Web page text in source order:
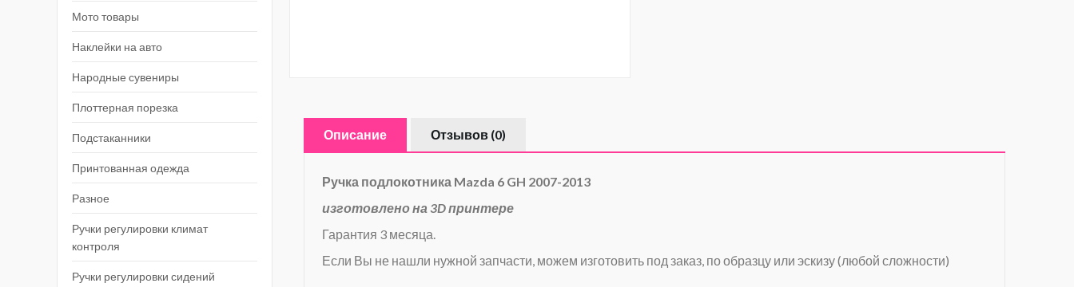
Мото товары
Наклейки на авто
Народные сувениры
Плоттерная порезка
Подстаканники
Принтованная одежда
Разное
Ручки регулировки климат
контроля
Ручки регулировки сидений
Описание Отзывов (0)
Ручка подлокотника Mazda 6 GH 2007-2013
изготовлено на 3D принтере
Гарантия 3 месяца.
Если Вы не нашли нужной запчасти, можем изготовить под заказ, по образцу или эскизу (любой сложности)